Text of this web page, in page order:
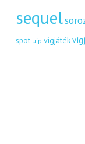
sequel
spot uip vígjáték